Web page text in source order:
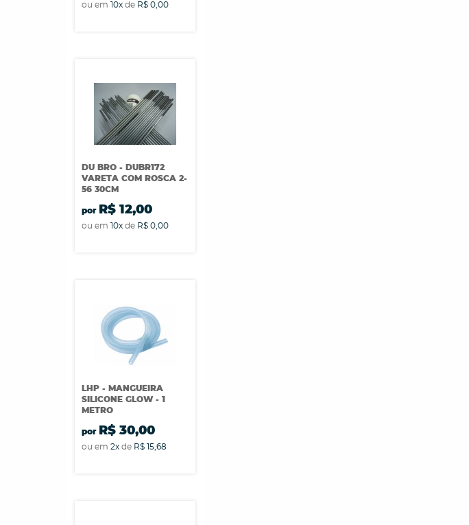
ou em 10xde R$ 0,00
DU BRO - DUBR172
VARETA COM ROSCA 2-
56 30CM
por R$ 12,00
ou em 10xde R$ 0,00
LHP - MANGUEIRA
SILICONE GLOW - 1
METRO
por R$ 30,00
ou em 2xde R$ 15,68